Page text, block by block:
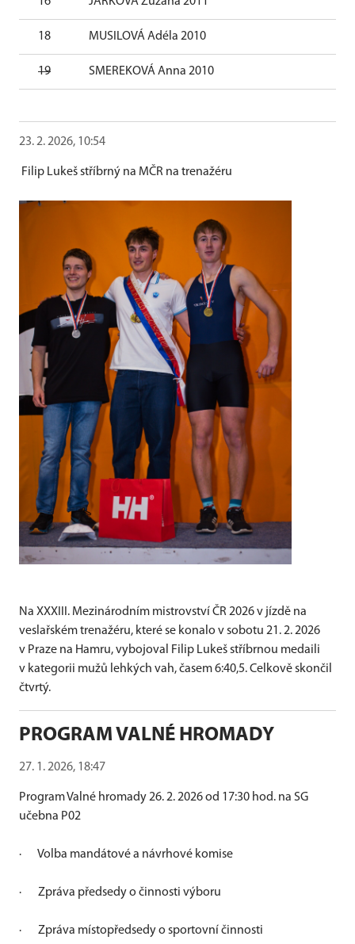
18 MUSILOVÁ Adéla 2010
19 SMEREKOVÁ Anna 2010
23. 2. 2026, 10:54
Filip Lukeš stříbrný na MČR na trenažéru
Na XXXIII. Mezinárodním mistrovství ČR 2026 v jízdě na
veslařskémtrenažéru, které se konalo vsobotu 21. 2. 2026
v Praze na Hamru, vybojoval Filip Lukeš stříbrnou medaili
v kategorii mužů lehkých vah, časem 6:40,5. Celkově skončil
čtvrtý.
PROGRAM VALNÉ HROMADY
27. 1. 2026, 18:47
Program Valné hromady26. 2. 2026 od 17:30 hod. na SG
učebna P02
· Volba mandátové a návrhové komise
· Zpráva předsedy o činnosti výboru
· Zpráva místopředsedy o sportovní činnosti